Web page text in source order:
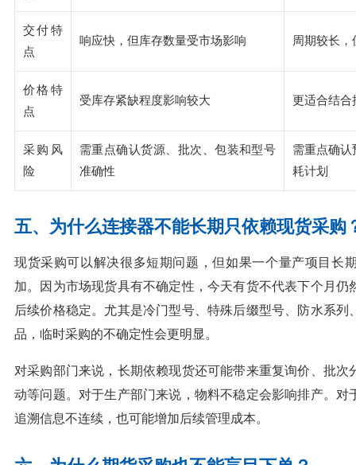
交付特
点
响应快，但库存数量受市场影响 周期较长，
价格特
点
受库存紧缺程度影响较大 更适合结合
采购风
险
需重点确认货源、批次、包装和型号
准确性
需重点确
耗计划
五、为什么连接器不能长期只依赖现货采购
现货采购可以解决很多短期问题，但如果一个量产项目长
加。因为市场现货具有不确定性，今天有货不代表下个月仍
后续价格稳定。尤其是冷门型号、特殊后缀型号、防水系列
品，临时采购的不确定性会更明显。
对采购部门来说，长期依赖现货还可能带来重复询价、批次
动等问题。对于生产部门来说，物料不稳定会影响排产。对
追溯信息不连续，也可能增加后续管理成本。